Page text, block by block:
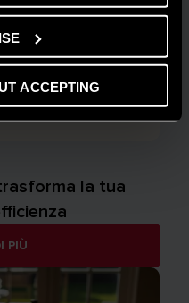
ACCEPTING
la tua
PIÙ